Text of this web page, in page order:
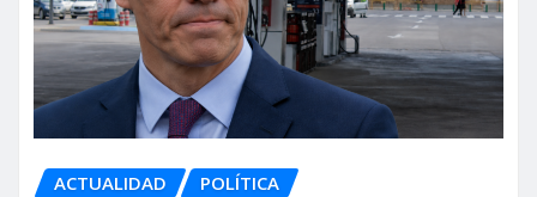
ACTUALIDAD POLÍTICA